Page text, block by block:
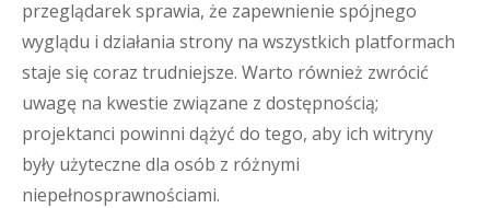
przeglądarek sprawia, że zapewnienie spójnego
wyglądu i działania strony na wszystkich platformach
staje się coraz trudniejsze. Warto również zwrócić
uwagę na kwestie związane z dostępnością;
projektanci powinni dążyć do tego, aby ich witryny
były użyteczne dla osób z różnymi
niepełnosprawnościami.